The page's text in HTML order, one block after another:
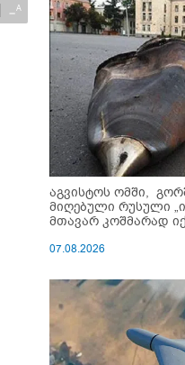
−A
აგვისტოს ომში,
მიღებული რუსული
მთავარ კოშმარად
07.08.2026